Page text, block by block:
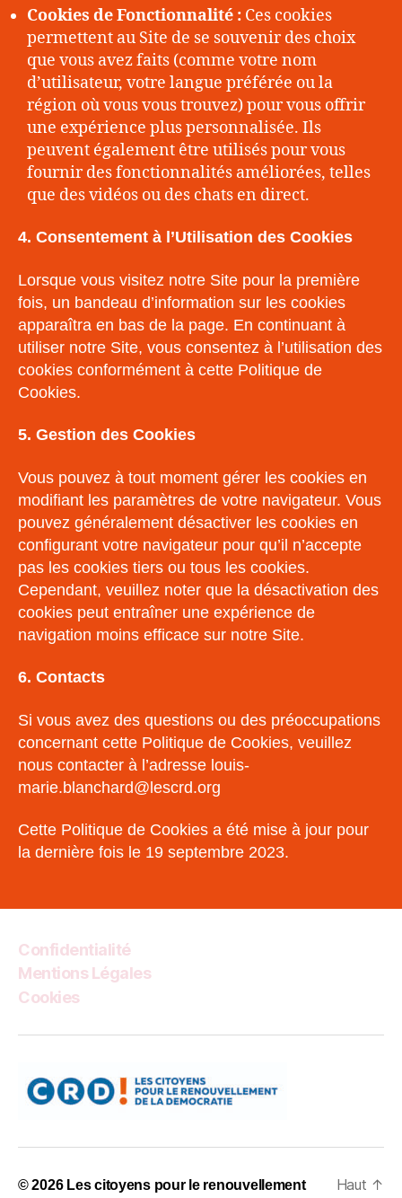
Cookies de Fonctionnalité : Ces cookies
permettent au Site de se souvenir des choix
que vous avez faits (comme votre nom
d’utilisateur, votre langue préférée ou la
région où vous vous trouvez) pour vous offrir
une expérience plus personnalisée. Ils
peuvent également être utilisés pour vous
fournir des fonctionnalités améliorées, telles
que des vidéos ou des chats en direct.
4. Consentement à l’Utilisation des Cookies
Lorsque vous visitez notre Site pour la première
fois, un bandeau d’information sur les cookies
apparaîtra en bas de la page. En continuant à
utiliser notre Site, vous consentez à l’utilisation des
cookies conformément à cette Politique de
Cookies.
5. Gestion des Cookies
Vous pouvez à tout moment gérer les cookies en
modifiant les paramètres de votre navigateur. Vous
pouvez généralement désactiver les cookies en
configurant votre navigateur pour qu’il n’accepte
pas les cookies tiers ou tous les cookies.
Cependant, veuillez noter que la désactivation des
cookies peut entraîner une expérience de
navigation moins efficace sur notre Site.
6. Contacts
Si vous avez des questions ou des préoccupations
concernant cette Politique de Cookies, veuillez
nous contacter à l’adresse louis-
marie.blanchard@lescrd.org
Cette Politique de Cookies a été mise à jour pour
la dernière fois le 19 septembre 2023.
Confidentialité
Mentions Légales
Cookies
© 2026 Les citoyens pour le renouvellement Haut ↑